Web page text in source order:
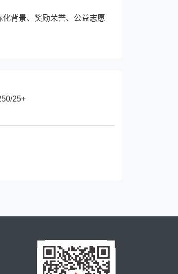
背景、奖励荣誉、公益志愿
25+